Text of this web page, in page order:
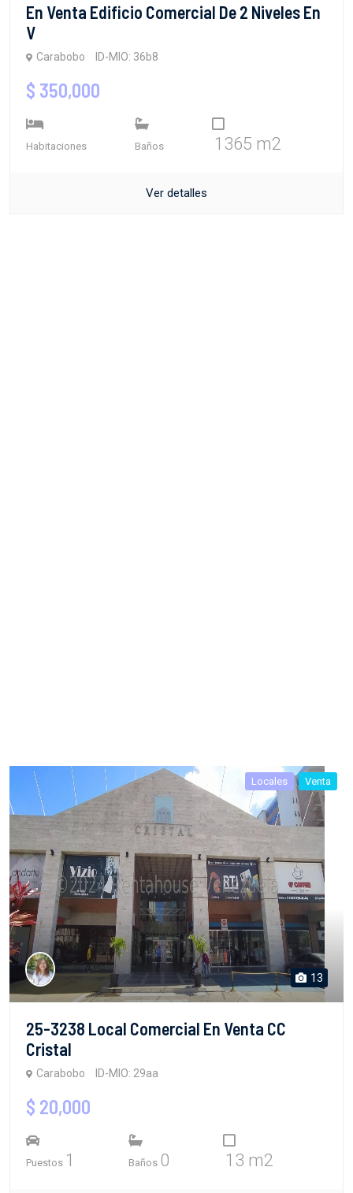
En Venta Edificio Comercial De 2 Niveles En
V
Carabobo ID-MIO: 36b8
$ 350,000
Habitaciones Baños 1365 m2
Ver detalles
Locales Venta
13
25-3238 Local Comercial En Venta CC
Cristal
Carabobo ID-MIO: 29aa
$ 20,000
Puestos 1 Baños 0 13 m2